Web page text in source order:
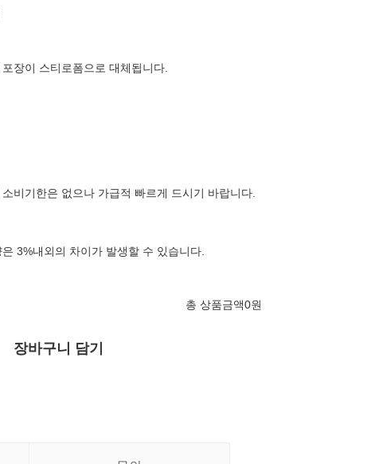
장이 스티로폼으로 대체됩니다.
비기한은 없으나 가급적 빠르게 드시기 바랍니다.
3%내외의 차이가 발생할 수 있습니다.
총 상품금액0원
장바구니 담기